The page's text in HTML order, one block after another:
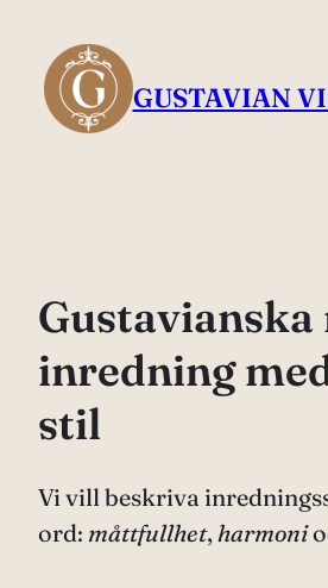
innehåll
GUSTAVIAN
inredning
stil
Vi vill beskriva
ord: måttfullhet,harmoni